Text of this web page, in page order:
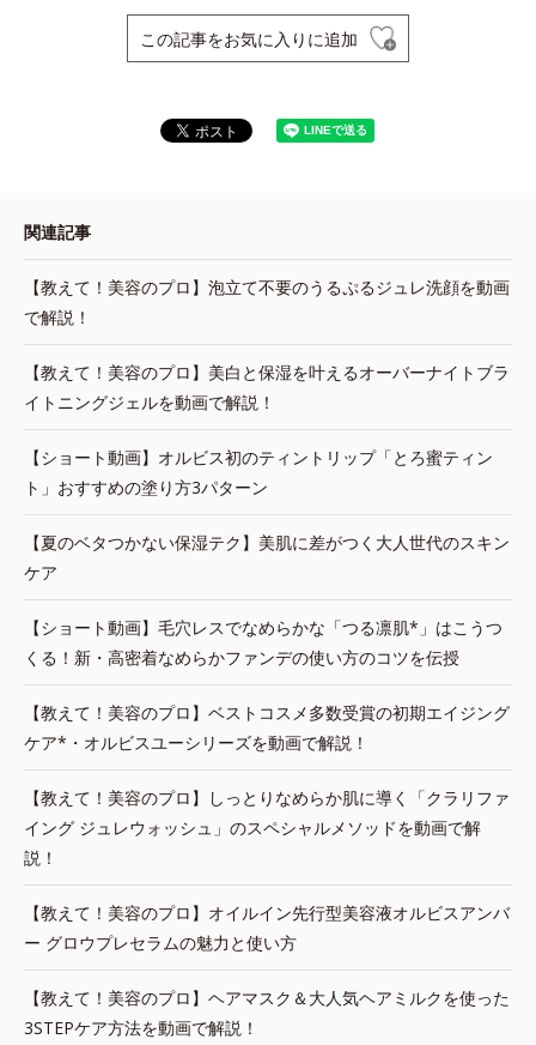
この記事をお気に入りに追加
関連記事
【教えて！美容のプロ】泡立て不要のうるぷるジュレ洗顔を動画
で解説！
【教えて！美容のプロ】美白と保湿を叶えるオーバーナイトブラ
イトニングジェルを動画で解説！
【ショート動画】オルビス初のティントリップ「とろ蜜ティン
ト」おすすめの塗り方3パターン
【夏のベタつかない保湿テク】美肌に差がつく大人世代のスキン
ケア
【ショート動画】毛穴レスでなめらかな「つる凛肌*」はこうつ
くる！新・高密着なめらかファンデの使い方のコツを伝授
【教えて！美容のプロ】ベストコスメ多数受賞の初期エイジング
ケア*・オルビスユーシリーズを動画で解説！
【教えて！美容のプロ】しっとりなめらか肌に導く「クラリファ
イング ジュレウォッシュ」のスペシャルメソッドを動画で解
説！
【教えて！美容のプロ】オイルイン先行型美容液オルビスアンバ
ー グロウプレセラムの魅力と使い方
【教えて！美容のプロ】ヘアマスク＆大人気ヘアミルクを使った
3STEPケア方法を動画で解説！